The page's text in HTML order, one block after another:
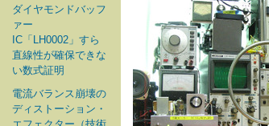
ダイヤモンドバッフ
ァー
IC「LH0002」すら
直線性が確保できな
い数式証明
電流バランス崩壊の
ディストーション・